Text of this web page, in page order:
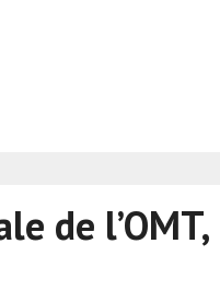
de l’OMT,